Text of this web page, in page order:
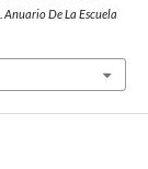
Anuario De La Escuela